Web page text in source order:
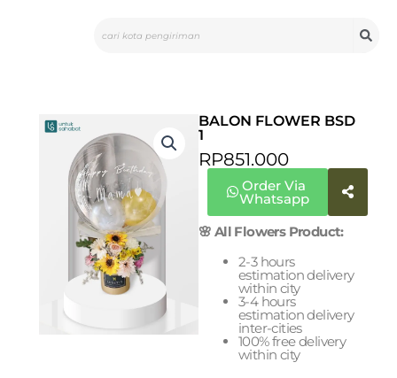
BALON FLOWER BSD
1
RP851.000
Order Via
Whatsapp
🌸 All Flowers Product:
2-3 hours
estimation delivery
within city
3-4 hours
estimation delivery
inter-cities
100% free delivery
within city